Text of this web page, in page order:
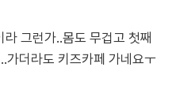
그런가..몸도 무겁고 첫째
가더라도 키즈카페 가네요ㅜ